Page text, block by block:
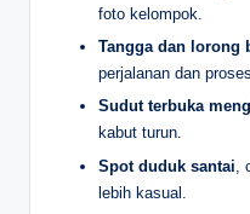
foto kelompok.
Tangga dan lorong
perjalanan dan
Sudut terbuka
kabut turun.
Spot duduk santai
lebih kasual.